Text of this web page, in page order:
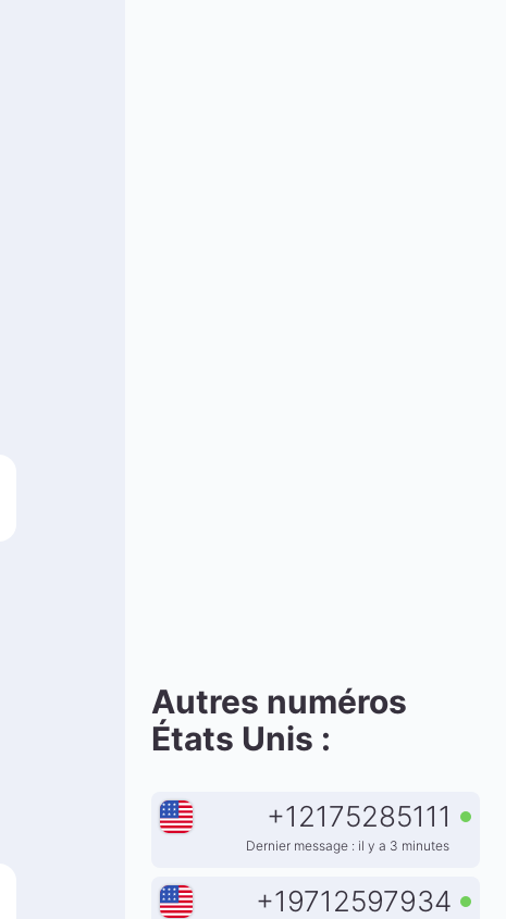
Autres numéros
États Unis :
+12175285111
Dernier message : il y a 3 minutes
+19712597934